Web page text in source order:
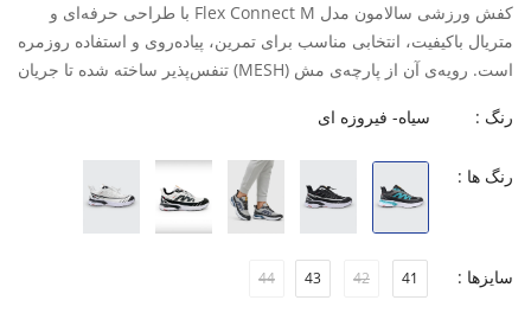
کفش ورزشی سالامون مدل Flex Connect M با طراحی حرفه‌ای و
متریال باکیفیت، انتخابی مناسب برای تمرین، پیاده‌روی و استفاده روزمره
است. رویه‌ی آن از پارچه‌ی مش (MESH) تنفس‌پذیر ساخته شده تا جریان
جلوگیری کند.
زیره‌ی ترکیبی EVA + Rubber علاوه بر جذب ضربه در هر گام، چسبندگی
و ثبات فوق‌العاده‌ای روی سطوح مختلف ایجاد می‌کند. قالب استاندارد و
طراحی ارگونومیک آن باعث می‌شود پا در حالت طبیعی و راحت قرار
بگیرد تا در تمرین، دویدن یا استفاده روزمره احساس سبکی و آزادی
داشته باشید.
رنگ : سیاه- فیروزه ای
رنگ ها :
سایزها : 41
42
43
44